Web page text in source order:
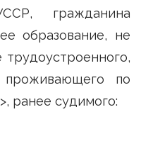
гражданина
образование, не
проживающего по
ранее судимого: